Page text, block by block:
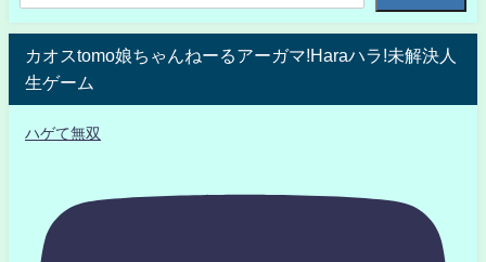
カオスtomo娘ちゃんねーるアーガマ!Haraハラ!未解決人
生ゲーム
ハゲて無双